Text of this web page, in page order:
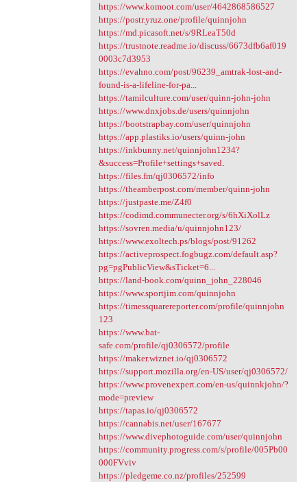
https://www.komoot.com/user/4642868586527
https://postr.yruz.one/profile/quinnjohn
https://md.picasoft.net/s/9RLeaT50d
https://trustnote.readme.io/discuss/6673dfb6af019
0003c7d3953
https://evahno.com/post/96239_amtrak-lost-and-
found-is-a-lifeline-for-pa...
https://tamilculture.com/user/quinn-john-john
https://www.dnxjobs.de/users/quinnjohn
https://bootstrapbay.com/user/quinnjohn
https://app.plastiks.io/users/quinn-john
https://inkbunny.net/quinnjohn1234?
&success=Profile+settings+saved
https://files.fm/qj0306572/info
https://theamberpost.com/member/quinn-john
https://justpaste.me/Z4f0
https://codimd.communecter.org/s/6hXiXolLz
https://sovren.media/u/quinnjohn123/
https://www.exoltech.ps/blogs/post/91262
https://activeprospect.fogbugz.com/default.asp?
pg=pgPublicView&sTicket=6...
https://land-book.com/quinn_john_228046
https://www.sportjim.com/quinnjohn
https://timessquarereporter.com/profile/quinnjohn
123
https://www.bat-
safe.com/profile/qj0306572/profile
https://maker.wiznet.io/qj0306572
https://support.mozilla.org/en-US/user/qj0306572/
https://www.provenexpert.com/en-us/quinnkjohn/?
mode=preview
https://tapas.io/qj0306572
https://cannabis.net/user/167677
https://www.divephotoguide.com/user/quinnjohn
https://community.progress.com/s/profile/005Pb00
000FVviv
https://pledgeme.co.nz/profiles/252599